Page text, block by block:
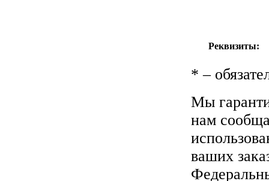
Реквизиты:
* –
Мы
нам
ваших